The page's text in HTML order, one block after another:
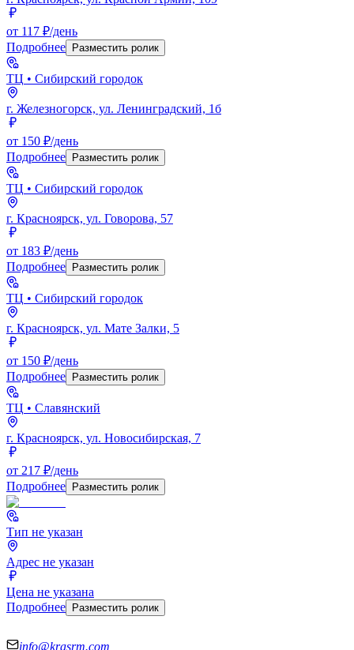
от 117 ₽/день
Подробнее Разместить ролик
ТЦ • Сибирский городок
г. Железногорск, ул. Ленинградский, 1б
от 150 ₽/день
Подробнее Разместить ролик
ТЦ • Сибирский городок
г. Красноярск, ул. Говорова, 57
от 183 ₽/день
Подробнее Разместить ролик
ТЦ • Сибирский городок
г. Красноярск, ул. Мате Залки, 5
от 150 ₽/день
Подробнее Разместить ролик
ТЦ • Славянский
г. Красноярск, ул. Новосибирская, 7
от 217 ₽/день
Подробнее Разместить ролик
Тип не указан
Адрес не указан
Цена не указана
Подробнее Разместить ролик
info@krasrm.com